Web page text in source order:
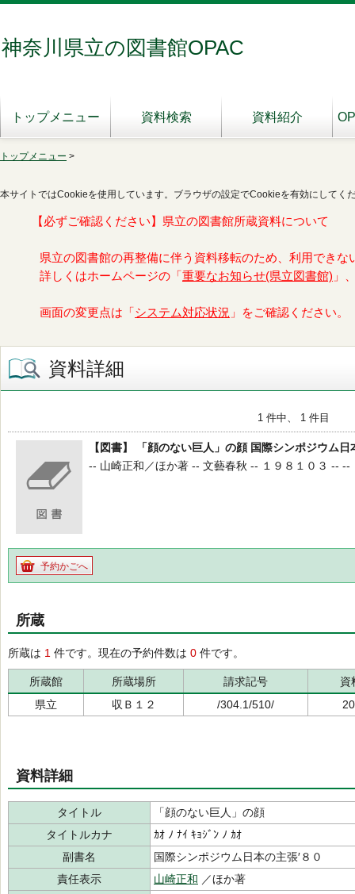
神奈川県立の図書館OPAC
トップメニュー 資料検索 資料紹介
トップメニュー >
本サイトではCookieを使用しています。ブラウザの設定でCookieを有効にしてく
【必ずご確認ください】県立の図書館所蔵資料について
県立の図書館の再整備に伴う資料移転のため、利用できな
詳しくはホームページの「 重要なお知らせ(県立図書館) 」
画面の変更点は「 システム対応状況 」をご確認ください。
資料詳細
1 件中、 1 件目
【図書】 「顔のない巨人」の顔 国際シンポジウム日
-- 山崎正和／ほか著 -- 文藝春秋 -- １９８１０３ -- --
予約かごへ
所蔵
所蔵は 1 件です。現在の予約件数は 0 件です。
所蔵館 所蔵場所 請求記号
資
県立
収Ｂ１２ /304.1/510/
資料詳細
タイトル
「顔のない巨人」の顔
タイトルカナ
ｶｵ ﾉ ﾅｲ ｷｮｼﾞﾝ ﾉ ｶｵ
副書名
国際シンポジウム日本の主張′８０
責任表示
山崎正和 ／ほか著